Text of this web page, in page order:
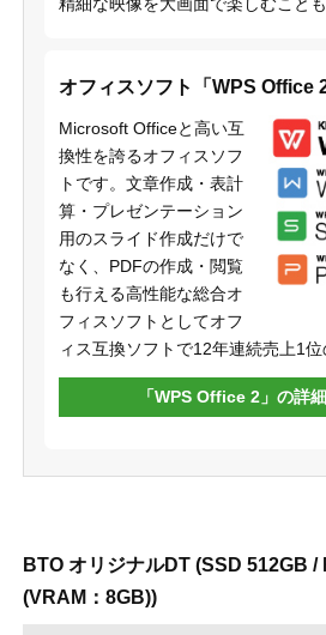
オフィスソフト「WPS Office 2
Microsoft Officeと高い互
換性を誇るオフィスソフ
トです。文章作成・表計
算・プレゼンテーション
用のスライド作成だけで
なく、PDFの作成・閲覧
も行える高性能な総合オ
フィスソフトとしてオフ
ィス互換ソフトで12年連続売上1位
「WPS Office 2」の詳
BTO オリジナルDT (SSD 512GB /
(VRAM：8GB))